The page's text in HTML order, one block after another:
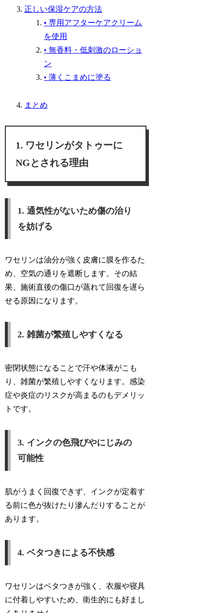
正しい保湿ケアの方法
• 専用アフターケアクリーム
を使用
• 無香料・低刺激のローショ
ン
• 薄くこまめに塗る
まとめ
ワセリンがタトゥーに
NGとされる理由
1. 通気性がないため傷の治り
を妨げる
ワセリンは油分が強く皮膚に膜を作るた
め、空気の通りを遮断します。その結
果、施術直後の傷口が蒸れて回復を遅ら
せる原因になります。
2. 雑菌が繁殖しやすくなる
密閉状態になることで汗や体液がこも
り、雑菌が繁殖しやすくなります。感染
症や炎症のリスクが高まるのもデメリッ
トです。
3. インクの色飛びやにじみの
可能性
肌がうまく回復できず、インクが定着す
る前に色が抜けたり滲んだりすることが
あります。
4. ベタつきによる不快感
ワセリンはベタつきが強く、衣服や寝具
に付着しやすいため、衛生的にも好まし